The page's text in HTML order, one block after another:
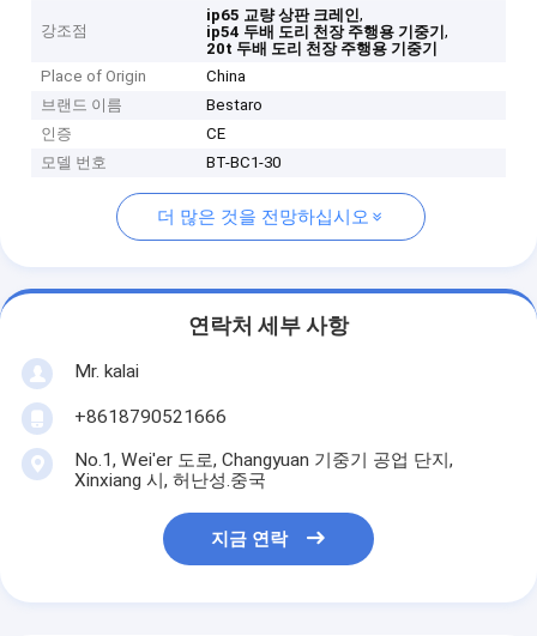
강조점
ip65 교량 상판 크레인,
ip54 두배 도리 천장 주행용 기중기,
20t 두배 도리 천장 주행용 기중기
Place of Origin
China
브랜드 이름
Bestaro
인증
CE
모델 번호
BT-BC1-30
더 많은 것을 전망하십시오
연락처 세부 사항
Mr. kalai
+8618790521666
No.1, Wei'er 도로, Changyuan 기중기 공업 단지,
Xinxiang 시, 허난성.중국
지금 연락